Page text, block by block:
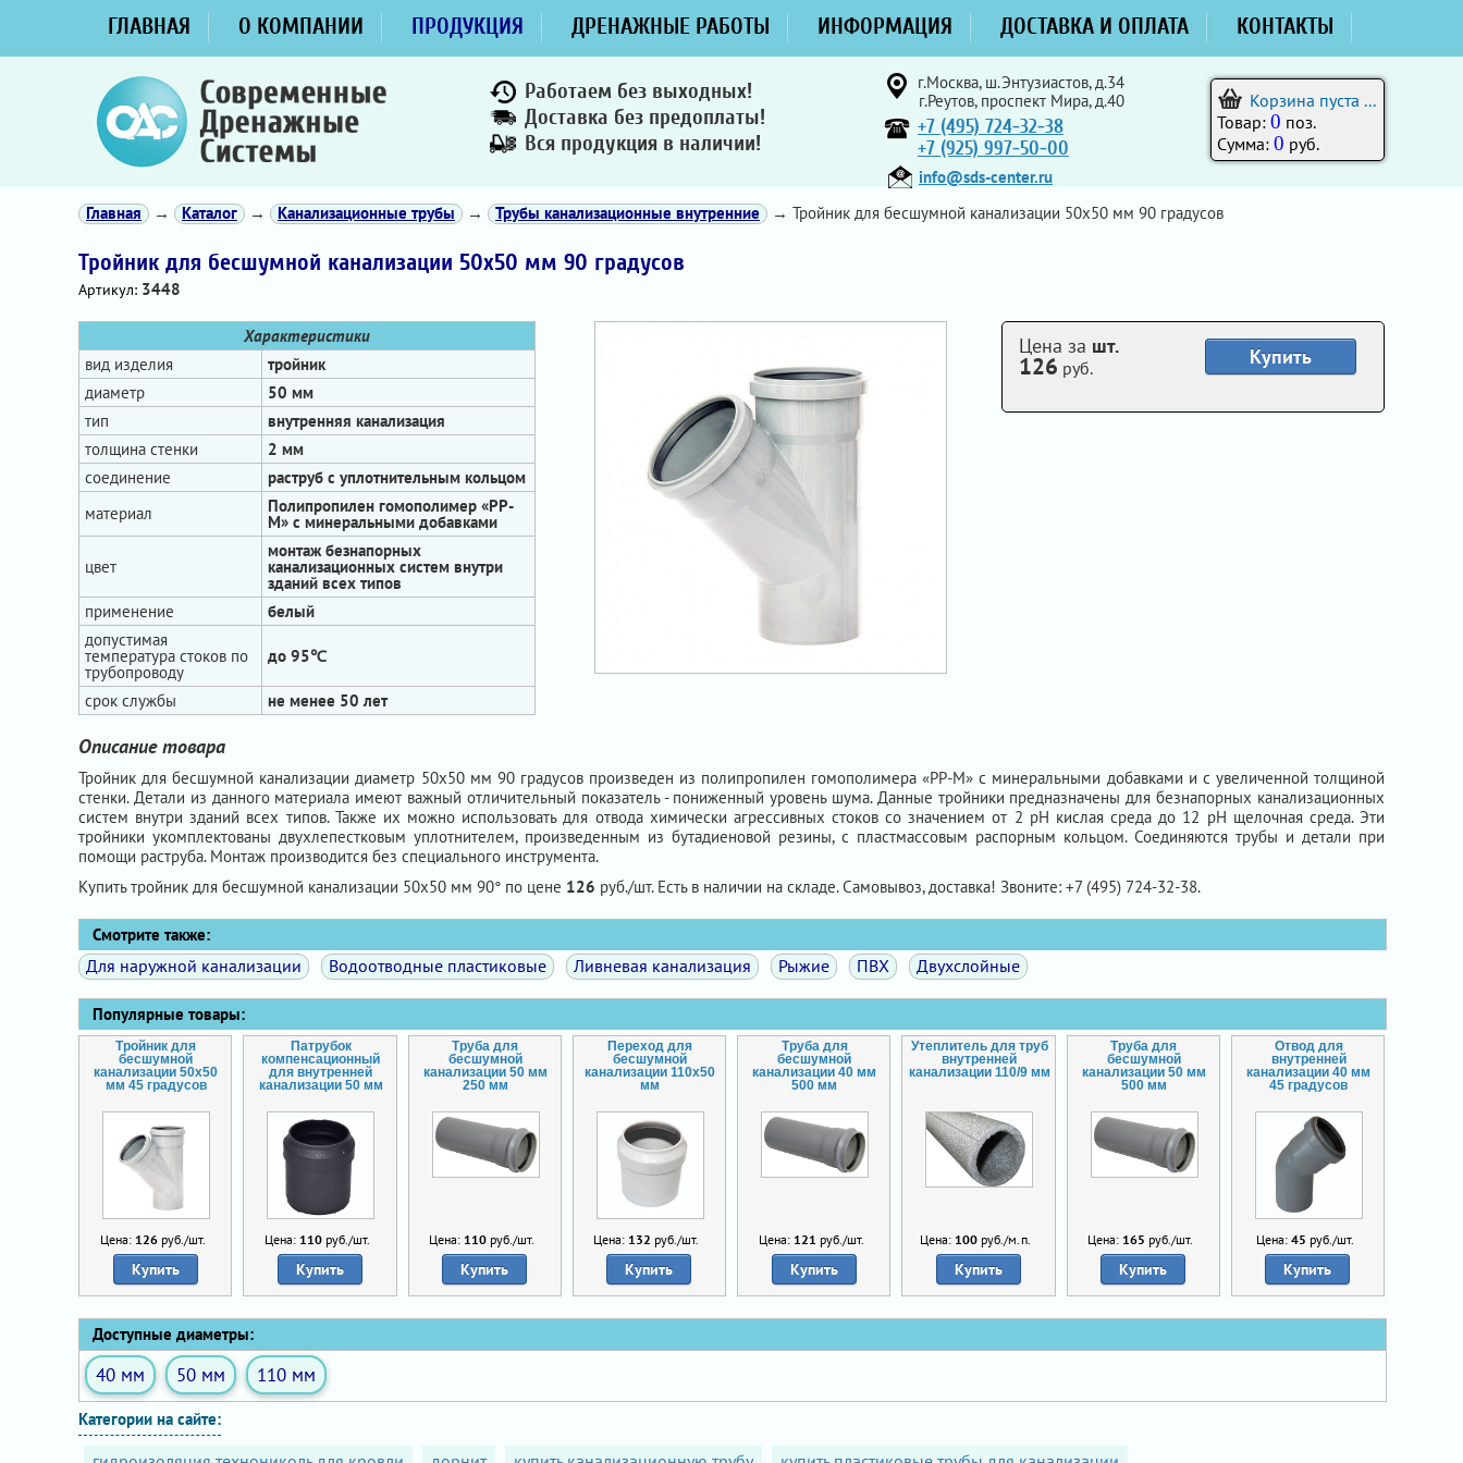
ГЛАВНАЯ О КОМПАНИИ ПРОДУКЦИЯ ДРЕНАЖНЫЕ РАБОТЫ ИНФОРМАЦИЯ ДОСТАВКА И ОПЛАТА КОНТАКТЫ
Работаем без выходных!
Доставка без предоплаты!
Вся продукция в наличии!
г.Москва, ш.Энтузиастов, д.34
г.Реутов, проспект Мира, д.40
+7 (495) 724-32-38
+7 (925) 997-50-00
info@sds-center.ru
Корзина пуста ...
Товар: 0 поз.
Сумма: 0 руб.
Главная → Каталог → Канализационные трубы → Трубы канализационные внутренние → Тройник для бесшумной канализации 50х50 мм 90 градусов
Тройник для бесшумной канализации 50х50 мм 90 градусов
Артикул: 3448
Характеристики
вид изделия
тройник
диаметр
50 мм
тип
внутренняя канализация
толщина стенки
2 мм
соединение
раструб с уплотнительным кольцом
материал
Полипропилен гомополимер «PP-
М» с минеральными добавками
цвет
монтаж безнапорных
канализационных систем внутри
зданий всех типов
применение
белый
допустимая
температура стоков по
трубопроводу
до 95℃
срок службы не менее 50 лет
Купить
Цена за шт.
126 руб.
Описание товара
Тройник для бесшумной канализации диаметр 50х50 мм 90 градусов произведен из полипропилен гомополимера «PP-М» с минеральными добавками и с увеличенной толщиной
стенки. Детали из данного материала имеют важный отличительный показатель - пониженный уровень шума. Данные тройники предназначены для безнапорных канализационных
систем внутри зданий всех типов. Также их можно использовать для отвода химически агрессивных стоков со значением от 2 рН кислая среда до 12 рН щелочная среда. Эти
тройники укомплектованы двухлепестковым уплотнителем, произведенным из бутадиеновой резины, с пластмассовым распорным кольцом. Соединяются трубы и детали при
помощи раструба. Монтаж производится без специального инструмента.
Купить тройник для бесшумной канализации 50х50 мм 90° по цене 126 руб./шт. Есть в наличии на складе. Самовывоз, доставка! Звоните: +7 (495) 724-32-38.
Смотрите также:
Для наружной канализации Водоотводные пластиковые Ливневая канализация Рыжие ПВХ Двухслойные
Популярные товары:
Тройник для
бесшумной
канализации 50х50
мм 45 градусов
Цена: 126руб./шт.
Купить
Патрубок
компенсационный
для внутренней
канализации 50 мм
Цена: 110руб./шт.
Купить
Труба для
бесшумной
канализации 50 мм
250 мм
Цена: 110 руб./шт.
Купить
Переход для
бесшумной
канализации 110х50
мм
Цена: 132 руб./шт.
Купить
Труба для
бесшумной
канализации 40 мм
500 мм
Цена: 121 руб./шт.
Купить
Утеплитель для труб
внутренней
канализации 110/9 мм
Цена: 100 руб./м.п.
Купить
Труба для
бесшумной
канализации 50 мм
500 мм
Цена: 165 руб./шт.
Купить
Отвод для
внутренней
канализации 40 мм
45 градусов
Цена: 45 руб./шт.
Купить
Доступные диаметры:
40 мм 50 мм 110 мм
Категории на сайте: